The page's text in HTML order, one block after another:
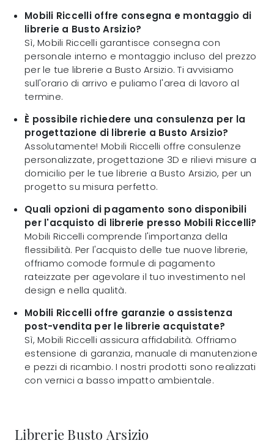
Librerie Busto Arsizio
Mobili Riccelli offre consegna e montaggio di
librerie a Busto Arsizio?
Sì, Mobili Riccelli garantisce consegna con
personale interno e montaggio incluso del prezzo
per le tue librerie a Busto Arsizio. Ti avvisiamo
sull'orario di arrivo e puliamo l'area di lavoro al
termine.
È possibile richiedere una consulenza per la
progettazione di librerie a Busto Arsizio?
Assolutamente! Mobili Riccelli offre consulenze
personalizzate, progettazione 3D e rilievi misure a
domicilio per le tue librerie a Busto Arsizio, per un
progetto su misura perfetto.
Quali opzioni di pagamento sono disponibili
per l'acquisto di librerie presso Mobili Riccelli?
Mobili Riccelli comprende l'importanza della
flessibilità. Per l'acquisto delle tue nuove librerie,
offriamo comode formule di pagamento
rateizzate per agevolare il tuo investimento nel
design e nella qualità.
Mobili Riccelli offre garanzie o assistenza
post-vendita per le librerie acquistate?
Sì, Mobili Riccelli assicura affidabilità. Offriamo
estensione di garanzia, manuale di manutenzione
e pezzi di ricambio. I nostri prodotti sono realizzati
con vernici a basso impatto ambientale.